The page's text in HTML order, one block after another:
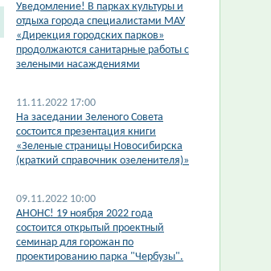
Уведомление! В парках культуры и
отдыха города специалистами МАУ
«Дирекция городских парков»
продолжаются санитарные работы с
зелеными насаждениями
11.11.2022 17:00
На заседании Зеленого Совета
состоится презентация книги
«Зеленые страницы Новосибирска
(краткий справочник озеленителя)»
09.11.2022 10:00
АНОНС! 19 ноября 2022 года
состоится открытый проектный
семинар для горожан по
проектированию парка "Чербузы".